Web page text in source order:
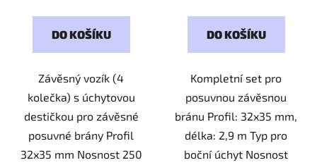
DO KOŠÍKU
Závěsný vozík (4
kolečka) s úchytovou
destičkou pro závěsné
posuvné brány Profil
32x35 mm Nosnost 250
DO KOŠÍKU
Kompletní set pro
posuvnou závěsnou
bránu Profil: 32x35 mm,
délka: 2,9 m Typ pro
boční úchyt Nosnost